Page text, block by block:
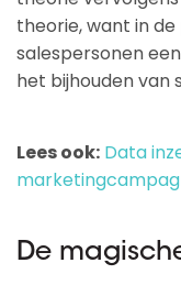
theorie, want in
salespersonen
het bijhouden van
Lees ook: Data
De